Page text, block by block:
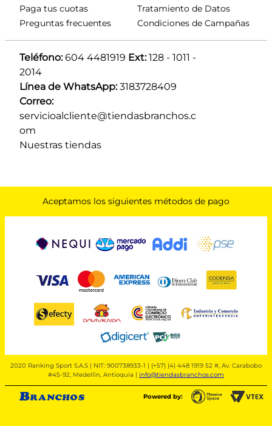
Paga tus cuotas
Preguntas frecuentes
Tratamiento de Datos
Condiciones de Campañas
Teléfono: 604 4481919 Ext: 128 - 1011 -
2014
Línea de WhatsApp: 3183728409
Correo:
servicioalcliente@tiendasbranchos.c
om
Nuestras tiendas
Aceptamos los siguientes métodos de pago
2020 Ranking Sport S.A.S | NIT: 900738933-1 | (+57) (4) 448 1919 52 #, Av. Carabobo
#45-92, Medellín, Antioquia | info@tiendasbranchos.com
Powered by: